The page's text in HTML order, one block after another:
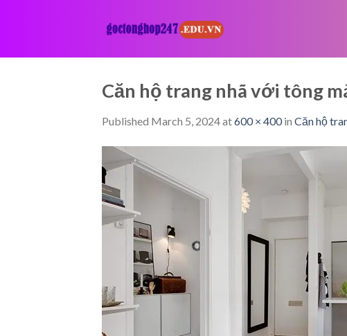
Căn hộ trang nhã với tông
Published March 5, 2024at600 × 400in Căn hộ